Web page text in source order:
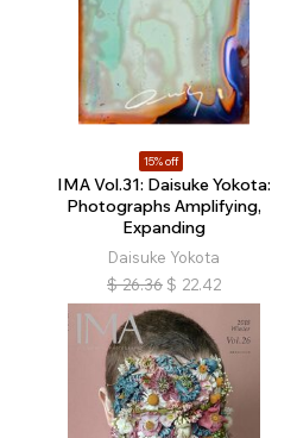
15% off
IMA Vol.31: Daisuke Yokota:
Photographs Amplifying,
Expanding
Daisuke Yokota
$ 26.36 $ 22.42